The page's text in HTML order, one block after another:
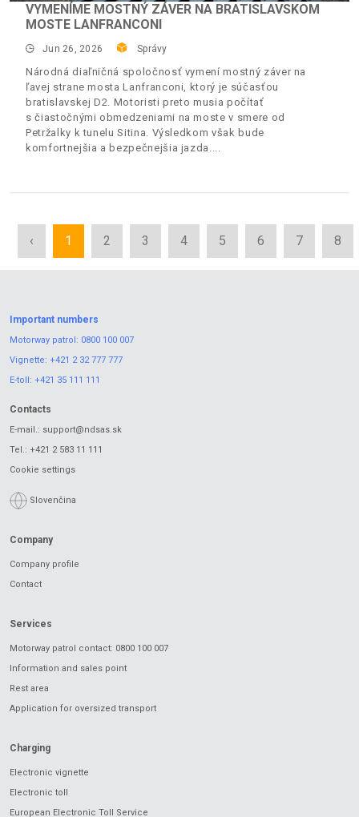
VYMENÍME MOSTNÝ ZÁVER NA BRATISLAVSKOM
MOSTE LANFRANCONI
Jun 26, 2026 Správy
Národná diaľničná spoločnosť vymení mostný záver na
ľavej strane mosta Lanfranconi, ktorý je súčasťou
bratislavskej D2. Motoristi preto musia počítať
s čiastočnými obmedzeniami na moste v smere od
Petržalky k tunelu Sitina. Výsledkom však bude
komfortnejšia a bezpečnejšia jazda.
‹ 1 2 3 4 5 6 7 8
Important numbers
Motorway patrol: 0800 100 007
Vignette: +421 2 32 777 777
E-toll: +421 35 111 111
Contacts
E-mail.: support@ndsas.sk
Tel.: +421 2 583 11 111
Cookie settings
Slovenčina
Company
Company profile
Contact
Services
Motorway patrol contact: 0800 100 007
Information and sales point
Rest area
Application for oversized transport
Charging
Electronic vignette
Electronic toll
European Electronic Toll Service